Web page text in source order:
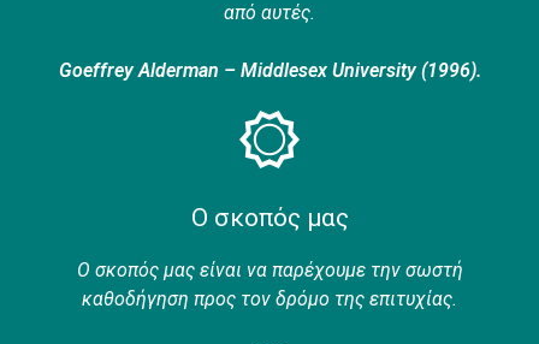
από αυτές.
Goeffrey Alderman – Middlesex University (1996).
Ο σκοπός μας
Ο σκοπός μας είναι να παρέχουμε την σωστή
καθοδήγηση προς τον δρόμο της επιτυχίας.